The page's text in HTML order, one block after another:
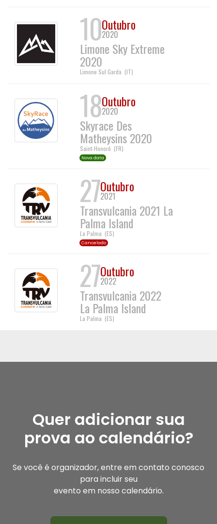
10Outubro
2020
Limone Sky Extreme
2020
Limone Sul Garda (IT)
18Outubro
2020
Skyrace Des
Matheysins 2020
Saint-Honoré (FR)
Nova data
27Outubro
2021
Transvulcania 2021 La
Palma Island
La Palma (ES)
Cancelado
27Outubro
2022
Transvulcania 2022
La Palma Island
La Palma (ES)
Quer adicionar sua
prova ao calendário?
Se você é organizador, entre em contato conosco
para incluir seu
evento em nosso calendário.